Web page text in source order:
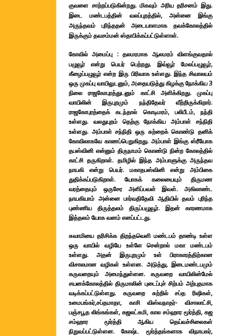
குவளை சாற்றப்படுகின்றது. மிகவும் அரிய தரிசனம் இது.
இடை மண்டபத்தின் வலப்புறத்தில், அன்னை இங்கு
அருந்தவம் புரிந்ததன் அடையாளமாக தவக்கோலத்தில்
இருக்கும் தவசம்மன் ஸ்தாபிக்கப்பட்டுள்ளாள்.
கோவில் அமைப்பு :தலமரமாக ஆலமரம் விளங்குவதால்
பழுவூர் என்று பெயர் பெற்றது. இவ்வூர் மேலப்பழுவூர்,
கீழைப்பழுவூர் என்ற இரு பிரிவாக உள்ளது. இந்த சிவாலயம்
ஒரு முகப்பு வாயிலுடனும், அதையடுத்து கிழக்கு நோக்கிய 3
நிலை ராஜகோபுரத்துடனும் காட்சி அளிக்கிறது. முகப்பு
வாயிலின் இருபுறமும் நந்திதேவர் வீற்றிருக்கிறார்.
ராஜகோபுரத்தைக் கடந்தால் கொடிமரம், பலிபீடம், நந்தி
உள்ளது. வலதுபுறம் தெற்கு நோக்கிய அம்பாள் சந்நிதி
உள்ளது. அம்பாள் சந்நிதி ஒரு சுற்றைக் கொண்டு தனிக்
கோவிலாகவே காணப்பெறுகிறது. அம்பாள் இங்கு ஸ்ரீயோக
தபஸ்வினி என்னும் திருநாமம் கொண்டு நின்ற கோலத்தில்
காட்சி தருகிறாள். தமிழில் இந்த அம்பாளுக்கு அருந்தவ
நாயகி என்று பெயர். மகாதபஸ்வினி என்று அம்பிகை
துதிக்கப்படுகிறாள். யோகக் கலையையும் திருமண
வரத்தையும் ஒருசேர அளிப்பவள் இவள். அகிலாண்ட
நாயகியாம் அன்னை பார்வதிதேவி ஆதியில் தவம் புரிந்த
புண்ணிய திருத்தலம் திருப்பழுவூர். இதன் காரணமாக
இத்தலம் யோக வனம் எனப்பட்டது.
சுவாமியை தரிசிக்க திறந்தவெளி மண்டபம் தாண்டி உள்ள
ஒரு வாயில் வழியே உள்ளே சென்றால் மகா மண்டபம்
உள்ளது. அதன் இருபுறமும் உள் பிராகாரத்திற்கான
விசாலமான வழிகள் உள்ளன. அடுத்து, இடைமண்டபமும்
கருவறையும் அமைந்துள்ளன. கருவறை வாயிலின்மேல்
சயனக்கோலத்தில் திருமாலின் புடைப்புச் சிற்பம் அற்புதமாக
வடிக்கப்பட்டுள்ளது. கருவறை சுற்றில் சப்த ரிஷிகள்,
உமைபங்கர்,சப்தமாதா, காசி விஸ்வநாதர்- விசாலாட்சி,
பஞ்சபூத லிங்கங்கள், கஜலட்சுமி, கால சம்ஹார மூர்த்தி, கஜ
சம்ஹார மூர்த்தி ஆகிய தெய்வச்சிலைகள்
நிறுவப்பட்டுள்ளன. கோஷ்ட மூர்த்தங்களாக விநாயகர்,